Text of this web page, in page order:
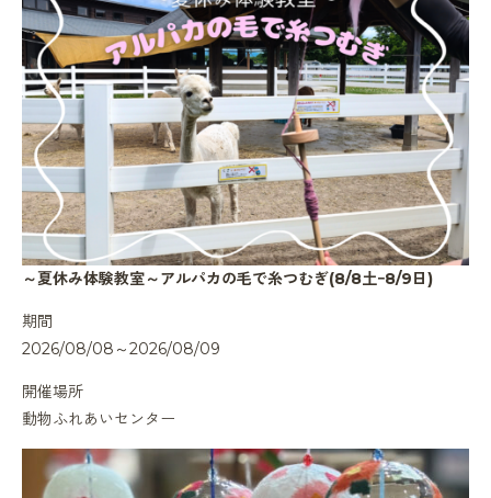
～夏休み体験教室～アルパカの毛で糸つむぎ(8/8土ｰ8/9日)
期間
2026/08/08～2026/08/09
開催場所
動物ふれあいセンター